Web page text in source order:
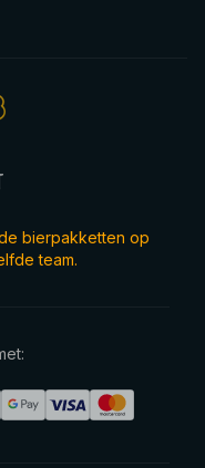
bierpakketten op
team.